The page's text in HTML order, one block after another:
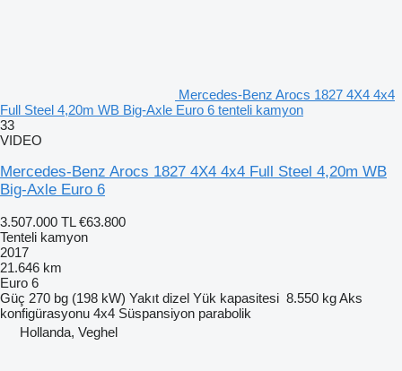
Mercedes-Benz Arocs 1827 4X4 4x4
Full Steel 4,20m WB Big-Axle Euro 6 tenteli kamyon
33
VIDEO
Mercedes-Benz Arocs 1827 4X4 4x4 Full Steel 4,20m WB
Big-Axle Euro 6
3.507.000 TL €63.800
Tenteli kamyon
2017
21.646 km
Euro 6
Güç 270 bg (198 kW) Yakıt dizel Yük kapasitesi 8.550 kgAks
konfigürasyonu 4x4 Süspansiyon parabolik
Hollanda, Veghel